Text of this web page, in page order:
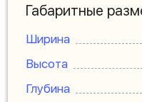
Габаритные
Ширина
Высота
Глубина